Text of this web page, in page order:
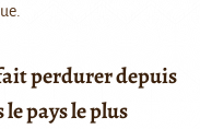
perdurer depuis
pays le plus